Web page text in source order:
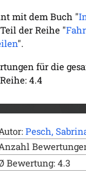
mit dem Buch "
der Reihe "
".
für die
4.4
Pesch,
Bewertung: 4.3